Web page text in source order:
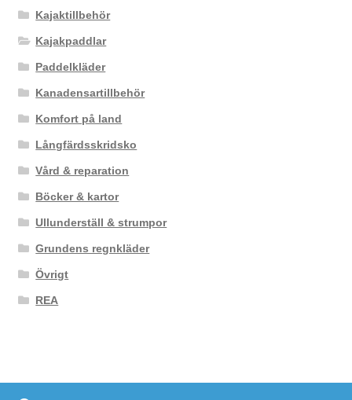
Kajaktillbehör
Kajakpaddlar
Paddelkläder
Kanadensartillbehör
Komfort på land
Långfärdsskridsko
Vård & reparation
Böcker & kartor
Ullunderställ & strumpor
Grundens regnkläder
Övrigt
REA